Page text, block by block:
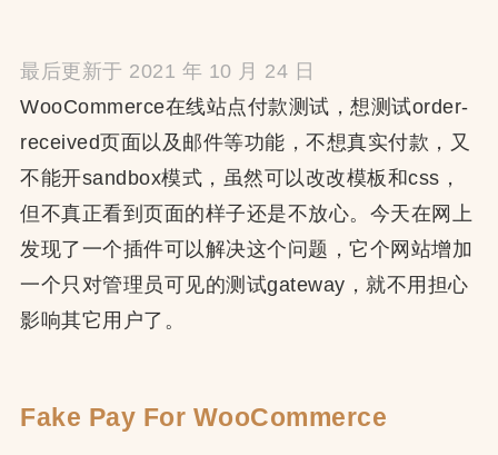
最后更新于 2021 年 10 月 24 日
WooCommerce在线站点付款测试，想测试order-
received页面以及邮件等功能，不想真实付款，又
不能开sandbox模式，虽然可以改改模板和css，
但不真正看到页面的样子还是不放心。今天在网上
发现了一个插件可以解决这个问题，它个网站增加
一个只对管理员可见的测试gateway，就不用担心
影响其它用户了。
Fake Pay For WooCommerce